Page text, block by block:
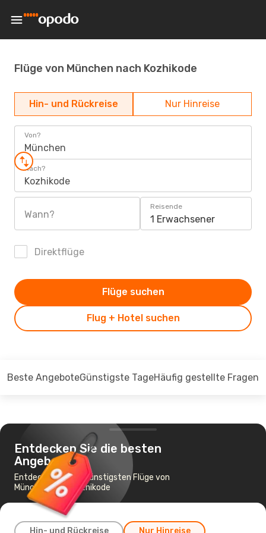
Flüge von München nach Kozhikode
Hin- und Rückreise Nur Hinreise
Von?
München
Nach?
Kozhikode
Wann?
Reisende
1 Erwachsener
Direktflüge
Flug + Hotel suchen
Flüge suchen
Beste AngeboteGünstigste TageHäufig gestellte Fragen
Entdecken Sie die besten
Angebote
Entdecken Sie die günstigsten Flüge von
München nach Kozhikode
Hin- und Rückreise Nur Hinreise